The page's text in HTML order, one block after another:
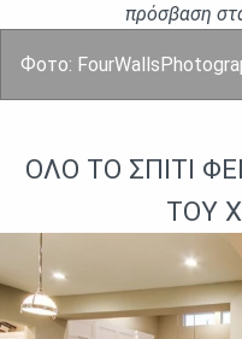
πρόσβαση
Фото:
ΌΛΟ ΤΟ ΣΠΊΤΙ
ΤΟΥ